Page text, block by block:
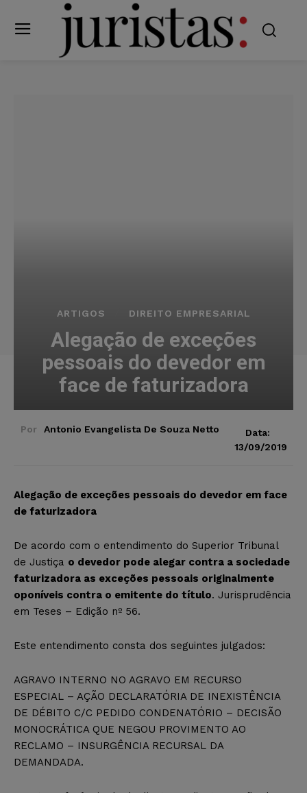
ARTIGOS DIREITO EMPRESARIAL
Alegação de exceções
pessoais do devedor em
face de faturizadora
Por Antonio Evangelista De Souza Netto
Data:
13/09/2019
Alegação de exceções pessoais do devedor em face
de faturizadora
De acordo com o entendimento do Superior Tribunal
de Justiça o devedor pode alegar contra a sociedade
faturizadora as exceções pessoais originalmente
oponíveis contra o emitente do título. Jurisprudência
em Teses – Edição nº 56.
Este entendimento consta dos seguintes julgados:
AGRAVO INTERNO NO AGRAVO EM RECURSO
ESPECIAL – AÇÃO DECLARATÓRIA DE INEXISTÊNCIA
DE DÉBITO C/C PEDIDO CONDENATÓRIO – DECISÃO
MONOCRÁTICA QUE NEGOU PROVIMENTO AO
RECLAMO – INSURGÊNCIA RECURSAL DA
DEMANDADA.